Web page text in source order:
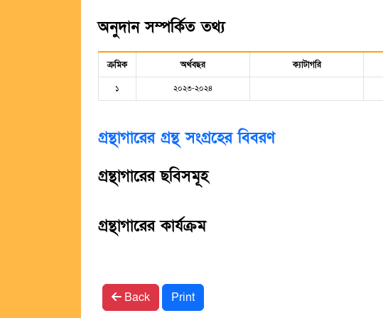
অনুদান সম্পর্কিত তথ্য
ক্রমিক অর্থবছর ক্যাটাগরি
১ ২০২৩-২০২৪
গ্রন্থাগারের গ্রন্থ সংগ্রহের বিবরণ
গ্রন্থাগারের ছবিসমূহ
গ্রন্থাগারের কার্যক্রম
Back Print